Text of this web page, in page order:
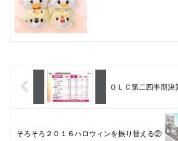
ＯＬＣ第二四半期決
そろそろ２０１６ハロウィンを振り替える②